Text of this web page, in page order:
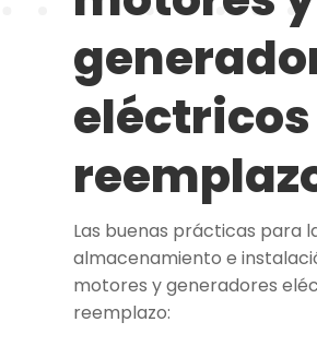
eléctricos
Las buenas prácticas para
almacenamiento e
motores y generadores
reemplazo: